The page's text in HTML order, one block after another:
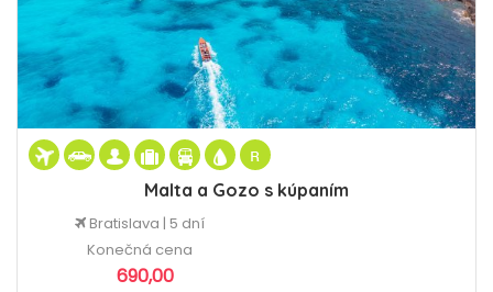
Malta a Gozo s kúpaním
Bratislava | 5 dní
Konečná cena
690,00